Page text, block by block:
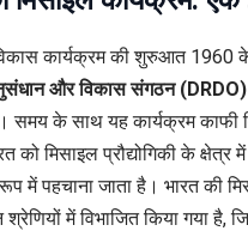
कार्यक्रम की शुरुआत 1960
और विकास संगठन (DRDO)
समय के साथ यह कार्यक्रम काफी
मिसाइल प्रौद्योगिकी के क्षेत्र
में पहचाना जाता है। भारत की
श्रेणियों में विभाजित किया गया है,